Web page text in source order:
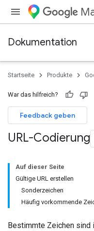
Dokumentation
Startseite Produkte
War das hilfreich?
Feedback geben
URL-Codierung
Auf dieser Seite
Gültige URL erstellen
Sonderzeichen
Häufig vorkommende
Bestimmte Zeichen sind